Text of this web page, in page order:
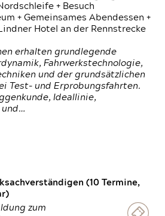
+ Besuch
+ Gemeinsames Abendessen +
Hotel an der Rennstrecke
erhalten grundlegende
Fahrwerkstechnologie,
und der grundsätzlichen
Test- und Erprobungsfahrten.
Ideallinie,
(10 Termine,
zum